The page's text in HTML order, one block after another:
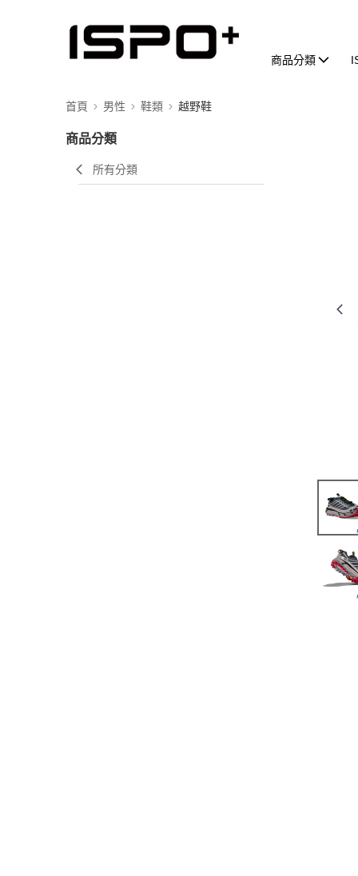
商品分類
首頁 男性 鞋類 越野鞋
商品分類
所有分類